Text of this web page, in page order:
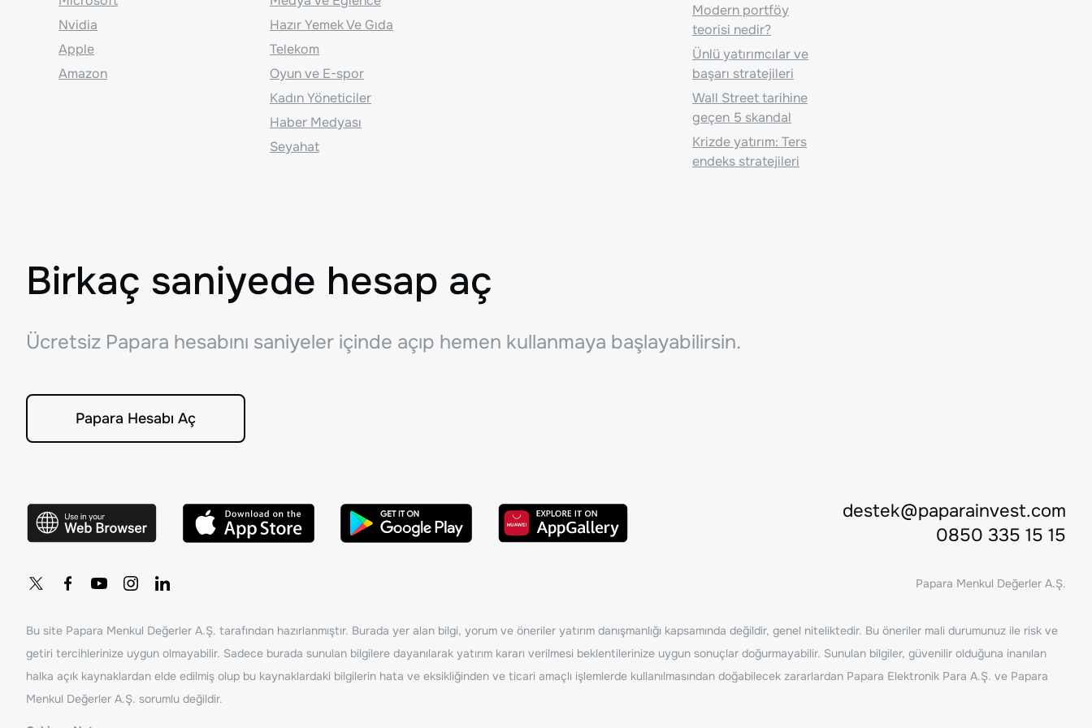
Nvidia
Apple
Amazon
Hazır Yemek Ve Gıda
Telekom
Oyun ve E-spor
Kadın Yöneticiler
Haber Medyası
Seyahat
Modern portföy
teorisi nedir?
Ünlü yatırımcılar ve
başarı stratejileri
Wall Street tarihine
geçen 5 skandal
Krizde yatırım: Ters
endeks stratejileri
Birkaç saniyede hesap aç
Ücretsiz Papara hesabını saniyeler içinde açıp hemen kullanmaya başlayabilirsin.
Papara Hesabı Aç
destek@paparainvest.com
0850 335 15 15
Papara Menkul Değerler A.Ş.
Bu site Papara Menkul Değerler A.Ş. tarafından hazırlanmıştır. Burada yer alan bilgi, yorum ve öneriler yatırım danışmanlığı kapsamında değildir, genel niteliktedir. Bu öneriler mali durumunuz ile risk ve
getiri tercihlerinize uygun olmayabilir. Sadece burada sunulan bilgilere dayanılarak yatırım kararı verilmesi beklentilerinize uygun sonuçlar doğurmayabilir. Sunulan bilgiler, güvenilir olduğuna inanılan
halka açık kaynaklardan elde edilmiş olup bu kaynaklardaki bilgilerin hata ve eksikliğinden ve ticari amaçlı işlemlerde kullanılmasından doğabilecek zararlardan Papara Elektronik Para A.Ş. ve Papara
Menkul Değerler A.Ş. sorumlu değildir.